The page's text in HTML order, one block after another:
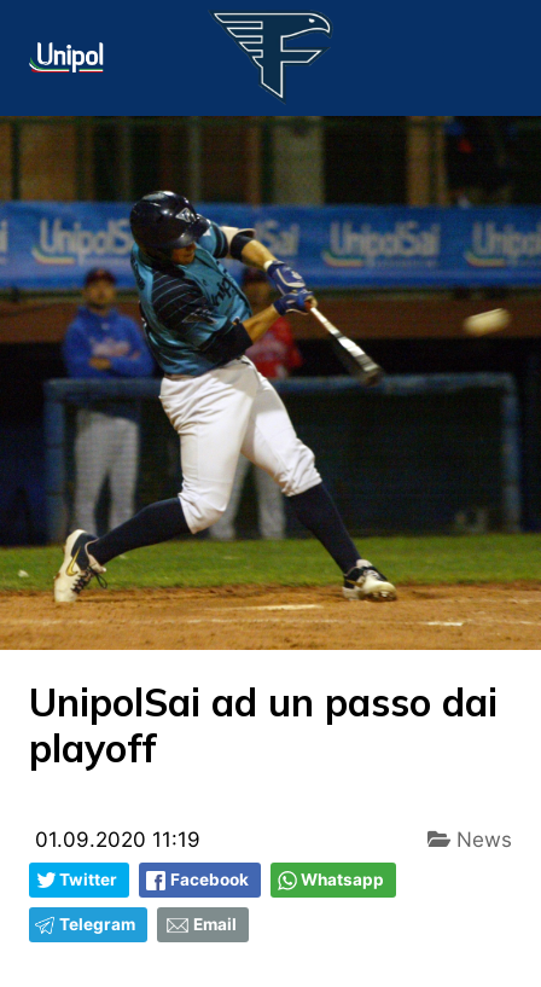
UnipolSai ad un passo dai
playoff
01.09.2020 11:19 News
Twitter Facebook Whatsapp
Telegram Email